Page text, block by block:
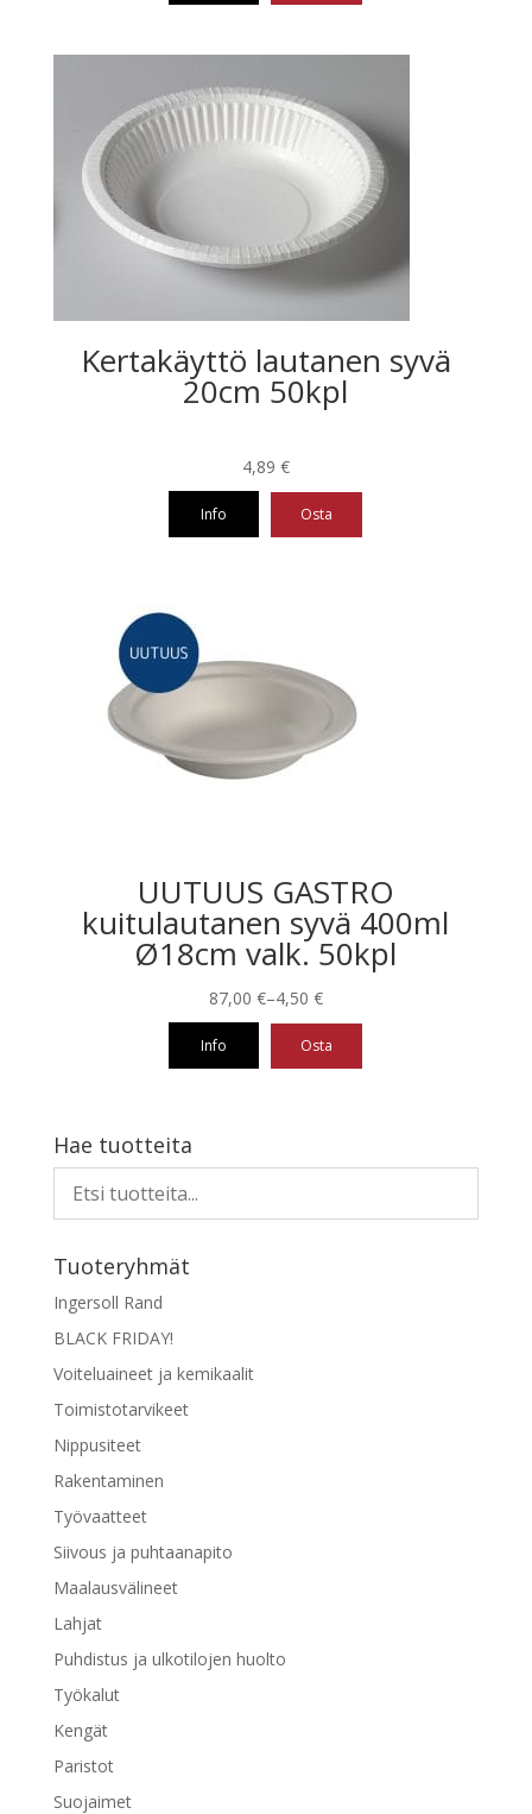
muunnelma.
tehdä
valinnat
tuotteen
Kertakäyttö lautanen syvä
20cm 50kpl
4,89 €
Info Osta
UUTUUS GASTRO
kuitulautanen syvä 400ml
Ø18cm valk. 50kpl
4,50 €
–
87,00 €Hintaluokka:
4,50 €
Info Osta
on
useampi
muunnelma.
Voit
valinnat
tuotteen
Hae tuotteita
Tuoteryhmät
Ingersoll Rand
BLACK FRIDAY!
Voiteluaineet ja kemikaalit
Toimistotarvikeet
Nippusiteet
Rakentaminen
Työvaatteet
Siivous ja puhtaanapito
Maalausvälineet
Lahjat
Puhdistus ja ulkotilojen huolto
Työkalut
Kengät
Paristot
Suojaimet